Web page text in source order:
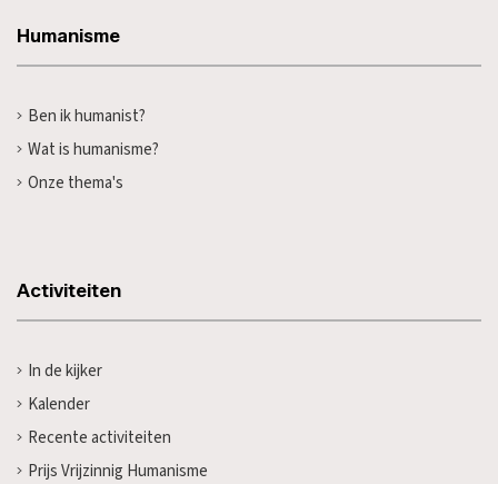
Humanisme
Ben ik humanist?
Wat is humanisme?
Onze thema's
Activiteiten
In de kijker
Kalender
Recente activiteiten
Prijs Vrijzinnig Humanisme